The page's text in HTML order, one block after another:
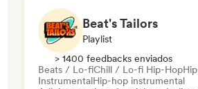
Beat's Tailors
Playlist
> 1400 feedbacks enviados
Beats / Lo-fiChill / Lo-fi Hip-Hop
InstrumentalHip-hop instrumental